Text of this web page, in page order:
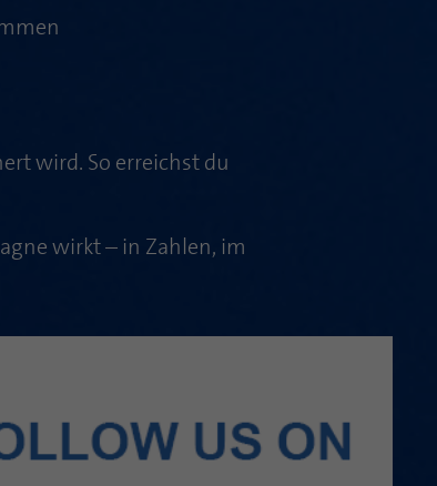
wird. So erreichst du
wirkt – in Zahlen, im